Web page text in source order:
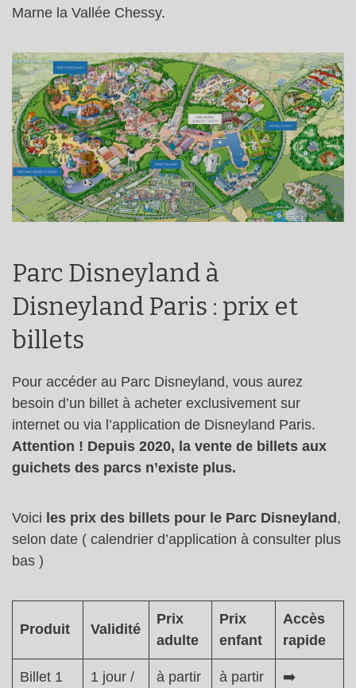
Marne la Vallée Chessy.
Parc Disneyland à
Disneyland Paris : prix et
billets
Pour accéder au Parc Disneyland, vous aurez
besoin d’un billet à acheter exclusivement sur
internet ou via l’application de Disneyland Paris.
Attention ! Depuis 2020, la vente de billets aux
guichets des parcs n’existe plus.
Voici les prix des billets pour le Parc Disneyland ,
selon date ( calendrier d’application à consulter plus
bas )
Produit Validité
Prix
adulte
Prix
enfant
Accès
rapide
Billet 1
1 jour /
à partir
à partir
➡️